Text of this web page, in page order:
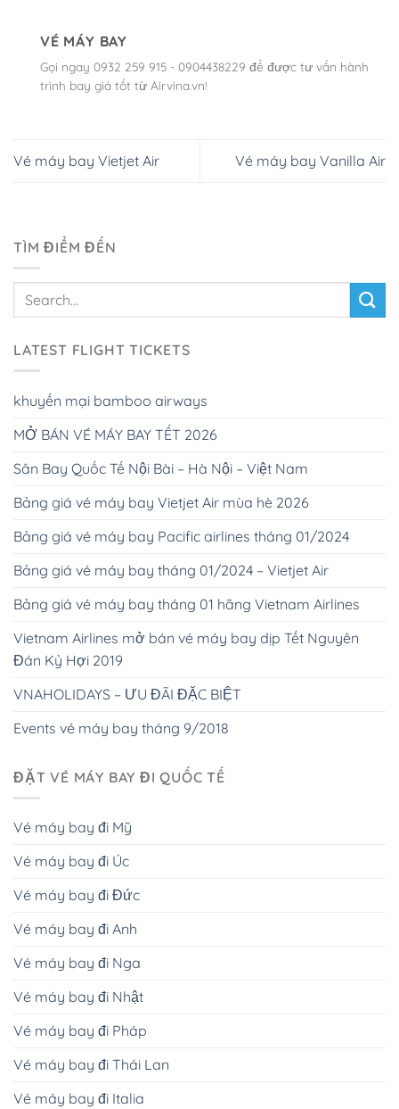
VÉ MÁY BAY
Gọi ngay 0932 259 915 - 0904438229 để được tư vấn hành
trình bay giá tốt từ Airvina.vn!
Vé máy bay Vietjet Air Vé máy bay Vanilla Air
TÌM ĐIỂM ĐẾN
LATEST FLIGHT TICKETS
khuyến mại bamboo airways
MỞ BÁN VÉ MÁY BAY TẾT 2026
Sân Bay Quốc Tế Nội Bài – Hà Nội – Việt Nam
Bảng giá vé máy bay Vietjet Air mùa hè 2026
Bảng giá vé máy bay Pacific airlines tháng 01/2024
Bảng giá vé máy bay tháng 01/2024 – Vietjet Air
Bảng giá vé máy bay tháng 01 hãng Vietnam Airlines
Vietnam Airlines mở bán vé máy bay dịp Tết Nguyên
Đán Kỷ Hợi 2019
VNAHOLIDAYS – ƯU ĐÃI ĐẶC BIỆT
Events vé máy bay tháng 9/2018
ĐẶT VÉ MÁY BAY ĐI QUỐC TẾ
Vé máy bay đi Mỹ
Vé máy bay đi Úc
Vé máy bay đi Đức
Vé máy bay đi Anh
Vé máy bay đi Nga
Vé máy bay đi Nhật
Vé máy bay đi Pháp
Vé máy bay đi Thái Lan
Vé máy bay đi Italia